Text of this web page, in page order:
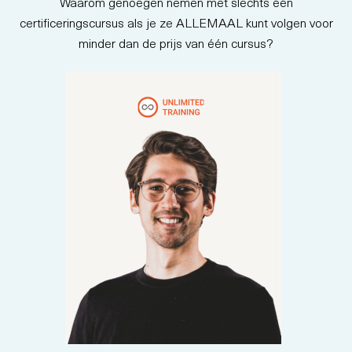
certificeringscursus als je ze ALLEMAAL kunt volgen voor
minder dan de prijs van één cursus?